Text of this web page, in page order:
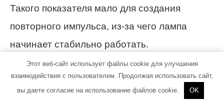
Такого показателя мало для создания
повторного импульса, из-за чего лампа
начинает стабильно работать.
Какими недостатками она обладает:
Этот веб-сайт использует файлы cookie для улучшения
взаимодействия с пользователем. Продолжая использовать сайт,
вы даете согласие на использование файлов cookie.
OK